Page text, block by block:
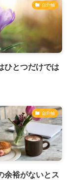
自分軸
ひとつだけでは
自分軸
余裕がないとス